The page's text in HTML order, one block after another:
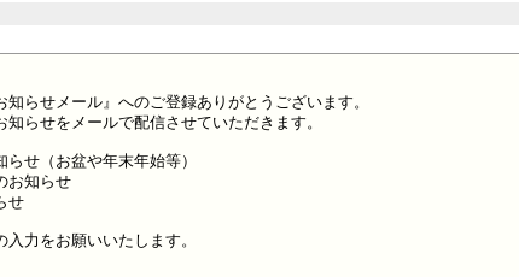
らせメール』へのご登録ありがとうございます。
らせをメールで配信させていただきます。
せ（お盆や年末年始等）
お知らせ
せ
力をお願いいたします。